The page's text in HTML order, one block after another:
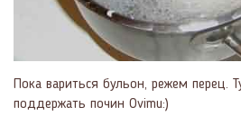
Пока вариться бульон, режем перец.
поддержать почин Оvimu:)